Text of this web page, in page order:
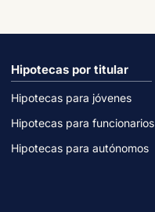
Hipotecas por titular
Hipotecas para jóvenes
Hipotecas para funcionarios
Hipotecas para autónomos